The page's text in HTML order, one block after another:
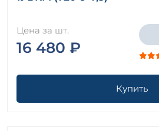
Цена за шт.
16 480 ₽
Купить